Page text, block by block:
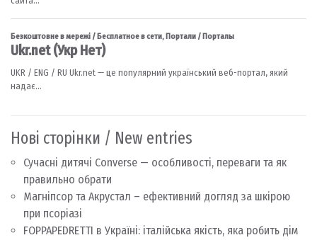
Нові сторінки / New entries
Сучасні дитячі Converse — особливості, переваги та як
правильно обрати
Магніпсор та Акрустал – ефективний догляд за шкірою
при псоріазі
FOPPAPEDRETTI в Україні: італійська якість, яка робить дім